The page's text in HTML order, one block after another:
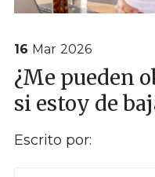
16 Mar 2026
¿Me pueden
si estoy de
Escrito por: